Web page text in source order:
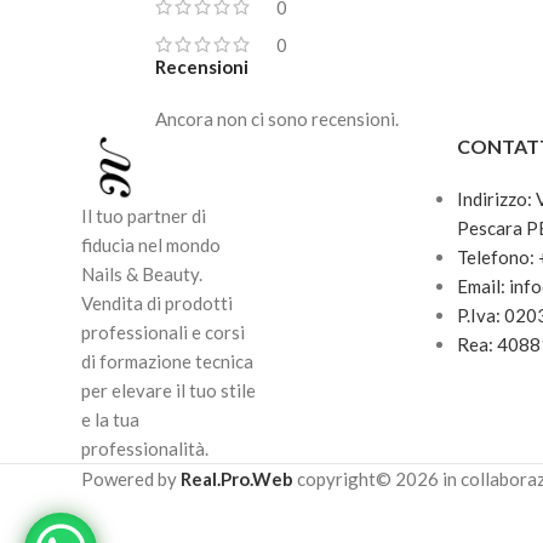
Utilizzare esclusivamente come
strato sottile di adesione sotto i
0
0
Recensioni
Ancora non ci sono recensioni.
Il tuo partner di
fiducia nel mondo
Nails & Beauty.
Vendita di prodotti
professionali e corsi
di formazione tecnica
per elevare il tuo stile
e la tua
professionalità.
Indirizzo:
Pescara
Telefono:
Email:
P.Iva:
Rea:
Powered by Real.Pro.Web copyright© 2026 in